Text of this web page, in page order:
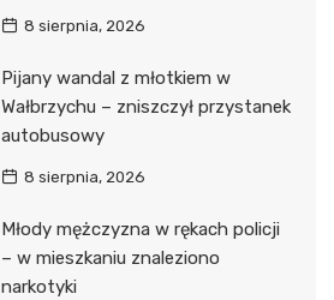
8 sierpnia, 2026
Pijany wandal z młotkiem w
Wałbrzychu – zniszczył przystanek
autobusowy
8 sierpnia, 2026
Młody mężczyzna w rękach policji
– w mieszkaniu znaleziono
narkotyki